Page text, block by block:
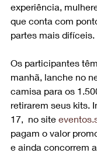
experiência,
que conta com
partes mais difíceis.
Os participantes
manhã, lanche no
camisa para os
retirarem seus kits.
17,  no site
pagam o valor
e ainda concorrem